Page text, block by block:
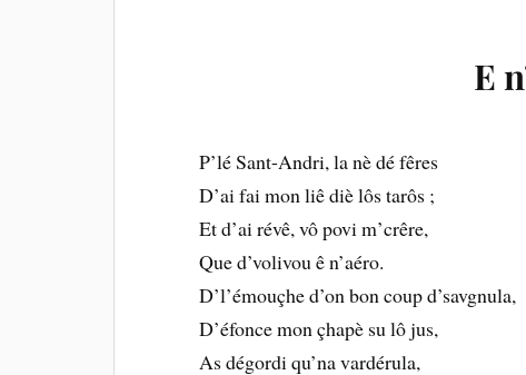
E
P’lé Sant-Andri, la nè dé fêres
D’ai fai mon liê diè lôs tarôs ;
Et d’ai révê, vô povi m’crêre,
Que d’volivou ê n’aéro.
D’l’émouçhe d’on bon coup d’savgnula,
D’éfonce mon çhapè su lô jus,
As dégordi qu’na vardérula,